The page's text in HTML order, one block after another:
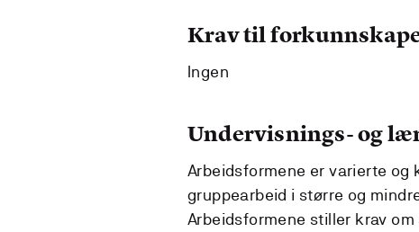
Krav til
Ingen
Undervisnings- og
Arbeidsformene er varierte og
gruppearbeid i større og
Arbeidsformene stiller krav